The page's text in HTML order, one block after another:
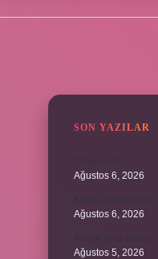
SON YAZILAR
Ağustos 6, 2026
Ağustos 6, 2026
Ağustos 5, 2026